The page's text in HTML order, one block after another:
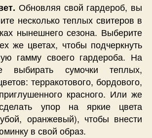
Обновляя свой гардероб, вы
несколько теплых свитеров в
нынешнего сезона. Выберите
же цветах, чтобы подчеркнуть
гамму своего гардероба. На
выбирать сумочки теплых,
терракотового, бордового,
красного. Или же
упор на яркие цвета
оранжевый), чтобы внести
в свой образ.